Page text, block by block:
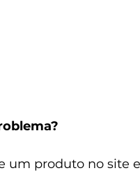
um produto no site